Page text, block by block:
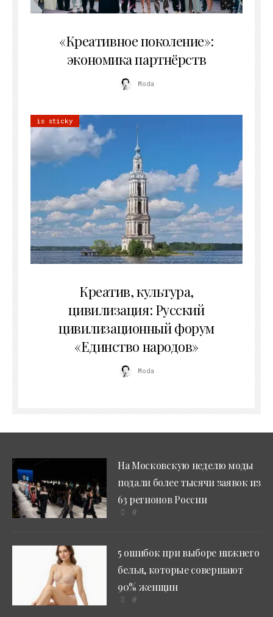
«Креативное поколение»:
экономика партнёрств
Moda
is sticky
Креатив, культура,
цивилизация: Русский
цивилизационный форум
«Единство народов»
Moda
На Московскую неделю моды
подали более тысячи заявок из
63 регионов России
0
5 ошибок при выборе нижнего
белья, которые совершают
90% женщин
0